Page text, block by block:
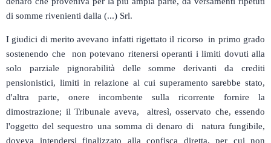
di somme rivenienti dalla (...) Srl.
I giudici di merito avevano infatti rigettato il ricorso in primo grado
sostenendo che non potevano ritenersi operanti i limiti dovuti alla
solo parziale pignorabilità delle somme derivanti da crediti
pensionistici, limiti in relazione al cui superamento sarebbe stato,
d'altra parte, onere incombente sulla ricorrente fornire la
dimostrazione; il Tribunale aveva, altresì, osservato che, essendo
l'oggetto del sequestro una somma di denaro di natura fungibile,
doveva intendersi finalizzato alla confisca diretta, per cui non